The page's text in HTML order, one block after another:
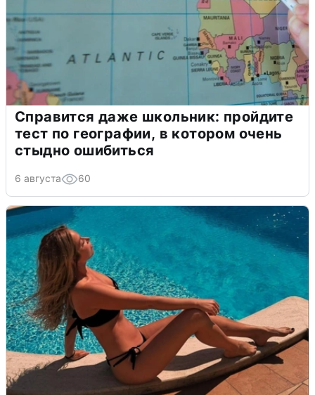
Справится даже школьник: пройдите
тест по географии, в котором очень
стыдно ошибиться
6 августа 60